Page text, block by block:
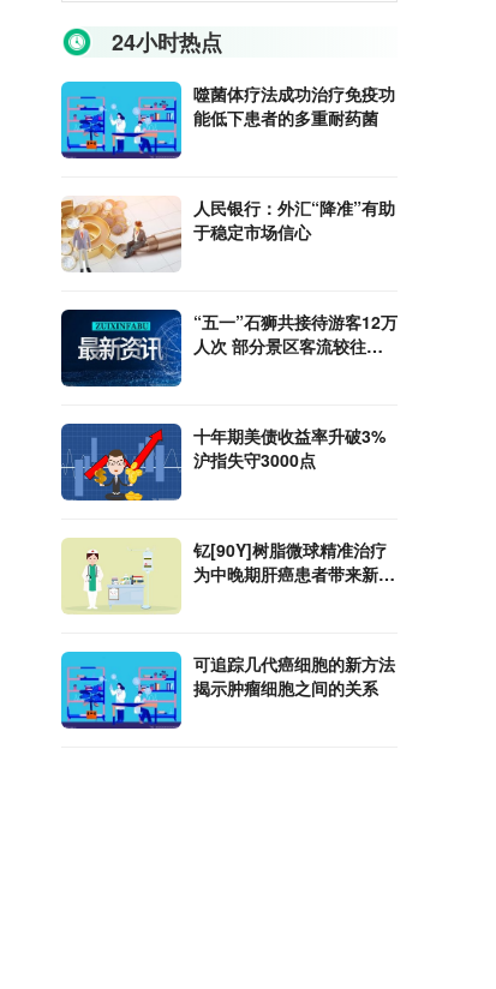
24小时热点
噬菌体疗法成功治疗免疫功
能低下患者的多重耐药菌
人民银行：外汇“降准”有助
于稳定市场信心
“五一”石狮共接待游客12万
人次 部分景区客流较往年
十年期美债收益率升破3%
沪指失守3000点
钇[90Y]树脂微球精准治疗
为中晚期肝癌患者带来新机
可追踪几代癌细胞的新方法
揭示肿瘤细胞之间的关系